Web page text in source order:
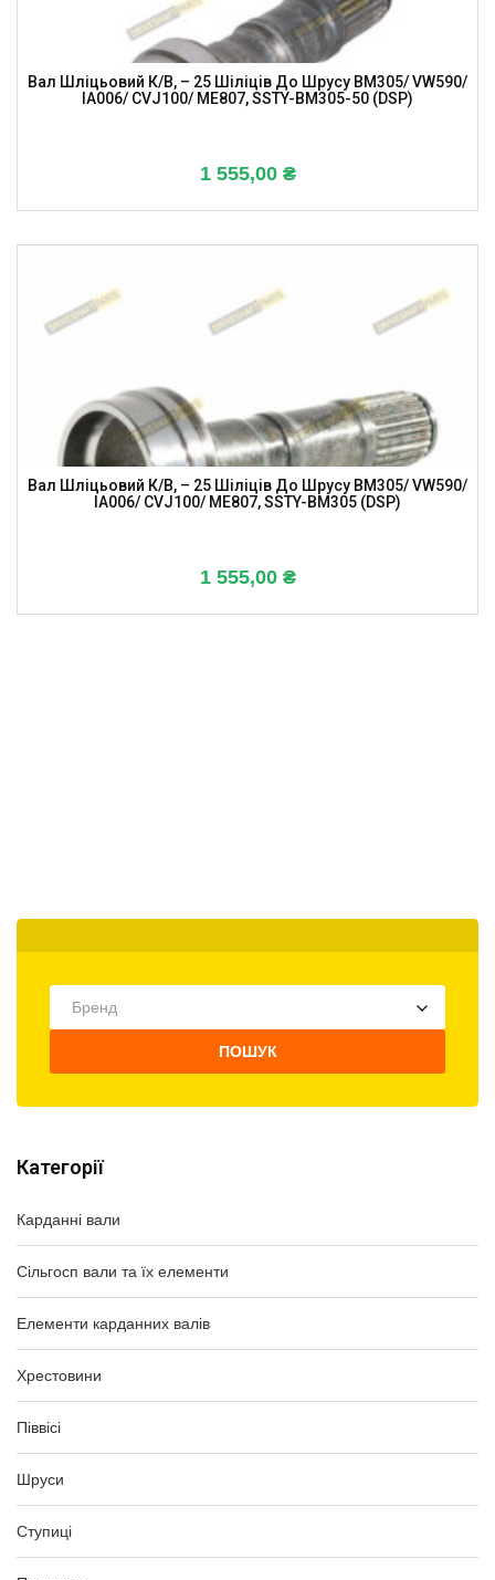
Бренд
ПОШУК
Категорії
Карданні вали
Сільгосп вали та їх елементи
Елементи карданних валів
Хрестовини
Піввісі
Шруси
Ступиці
Вал Шліцьовий К/в, – 25 Шіліців До Шрусу BM305/ VW590/
IA006/ CVJ100/ ME807, SSTY-BM305-50 (DSP)
1 555,00 ₴
Вал Шліцьовий К/в, – 25 Шіліців До Шрусу BM305/ VW590/
IA006/ CVJ100/ ME807, SSTY-BM305 (DSP)
1 555,00 ₴